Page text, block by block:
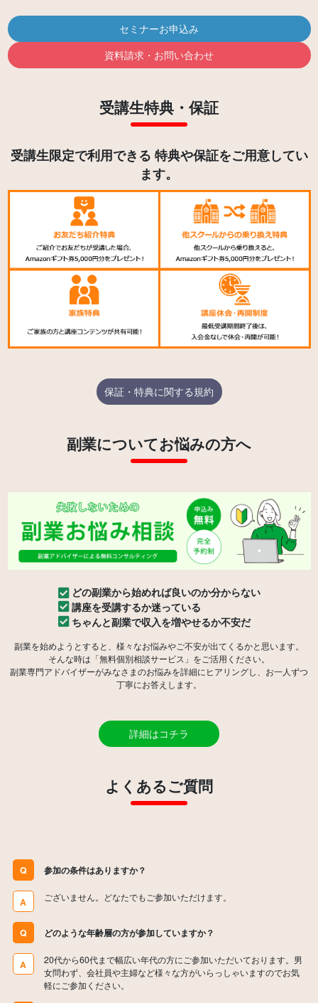
セミナーお申込み
資料請求・お問い合わせ
受講生特典・保証
受講生限定で利用できる 特典や保証をご用意してい
ます。
保証・特典に関する規約
副業についてお悩みの方へ
どの副業から始めれば良いのか分からない
講座を受講するか迷っている
ちゃんと副業で収入を増やせるか不安だ
副業を始めようとすると、様々なお悩みやご不安が出てくるかと思います。
そんな時は「無料個別相談サービス」をご活用ください。
副業専門アドバイザーがみなさまのお悩みを詳細にヒアリングし、お一人ずつ
詳細はコチラ
よくあるご質問
Q 参加の条件はありますか？
A ございません。どなたでもご参加いただけます。
Q どのような年齢層の方が参加していますか？
A
20代から60代まで幅広い年代の方にご参加いただいております。男
女問わず、会社員や主婦など様々な方がいらっしゃいますのでお気
軽にご参加ください。